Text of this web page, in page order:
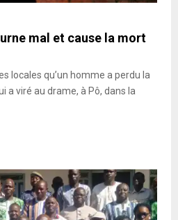
mal et cause la mort
locales qu’un homme a perdu la
a viré au drame, à Pô, dans la